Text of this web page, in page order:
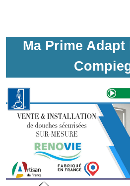
Ma Prime